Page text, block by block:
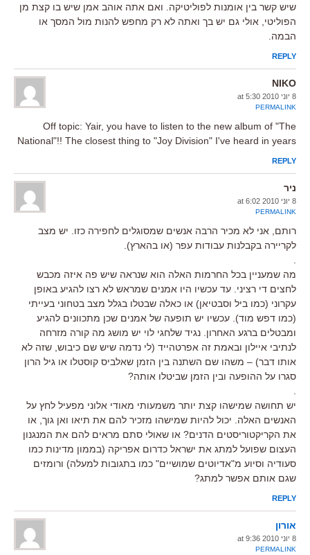
שיש קשר בין אומנות לפוליטיקה. ואם אתה אוהב אמן שיש בו קצת מן
הפוליטי, אולי גם יש בך ואתה לא רק מחפש להנות מול המסך או
הבמה.
REPLY
NIKO
8 יוני 2010 at 5:30
PERMALINK
Off topic: Yair, you have to listen to the new album of "The
National"!! The closest thing to "Joy Division" I've heard in years
REPLY
ניר
8 יוני 2010 at 6:02
PERMALINK
רותם, אני לא מכיר הרבה אנשים שמסוגלים לחפירה כזו. יש מצב
לקריירה בקבלנות עבודות עפר (או בהארץ).
.
מה שמעניין בכל החרמות האלה הוא שנראה שיש פה איזה מכבש
לחצים די רציני. עד עכשיו היו אמנים שמראש לא רצו להגיע באופן
עקרוני (כמו ביל וסבטיאן) או כאלה שבטלו בגלל מצב בטחוני בעייתי
(כמו דפש מוד). עכשיו יש תופעה של אמנים שכן מתכוונים להגיע
ומבטלים ברגע האחרון. נגיד שלחגי לוי יש מושג מה קורה מזרחה
לנתיבי איילון ובאמת זה אפרטהייד (לי נדמה שיש שם כיבוש, שזה לא
אותו דבר) – משהו שם השתנה בין הזמן שאלביס קוסטלו או גיל הרון
סגרו על ההופעה ובין הזמן שביטלו אותה?
.
יש תחושה שמישהו קצת יותר משמעותי מאודי אלוני מפעיל לחץ על
האנשים האלה. יכול להיות שמישהו מזכיר להם את תיאו ואן גוך, או
את הקריקטוריסטים הדנים? או שאולי סתם מראים להם את המנגנון
העצום שפועל למתג את ישראל כדרום אפריקה (בממון מדינות כמו
סעודיה וסיוע מ"אדיוטים שמושיים" כמו בתגובות למעלה) ורומזים
שגם אותם אפשר למתג?
REPLY
אורון
8 יוני 2010 at 9:36
PERMALINK